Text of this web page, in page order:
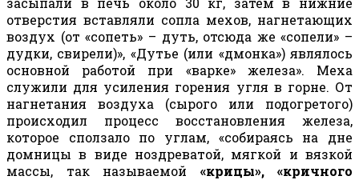
отверстия вставляли сопла мехов, нагнетающих
воздух (от «сопеть» – дуть, отсюда же «сопели» –
дудки, свирели)», «Дутье (или «дмонка») являлось
основной работой при «варке» железа». Меха
служили для усиления горения угля в горне. От
нагнетания воздуха (сырого или подогретого)
происходил процесс восстановления железа,
которое сползало по углам, «собираясь на дне
домницы в виде ноздреватой, мягкой и вязкой
массы, так называемой «крицы», «кричного